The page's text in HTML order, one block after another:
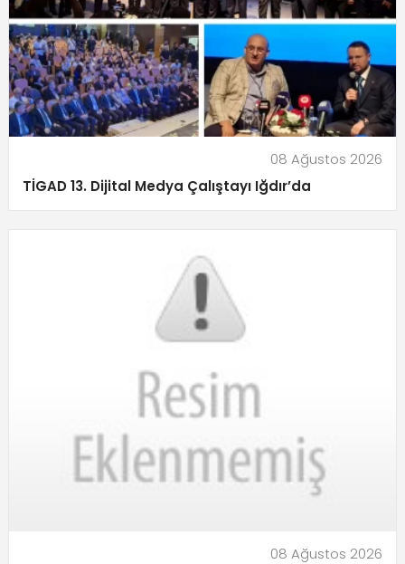
08 Ağustos 2026
TİGAD 13. Dijital Medya Çalıştayı Iğdır’da
08 Ağustos 2026